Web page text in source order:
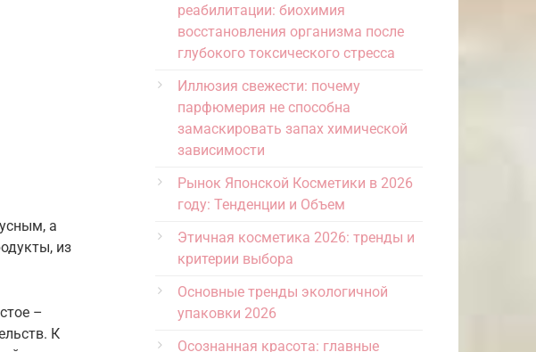
а
из
–
К
реабилитации: биохимия
восстановления организма после
глубокого токсического стресса
Иллюзия свежести: почему
парфюмерия не способна
замаскировать запах химической
зависимости
Рынок Японской Косметики в 2026
году: Тенденции и Объем
Этичная косметика 2026: тренды и
критерии выбора
Основные тренды экологичной
упаковки 2026
Осознанная красота: главные